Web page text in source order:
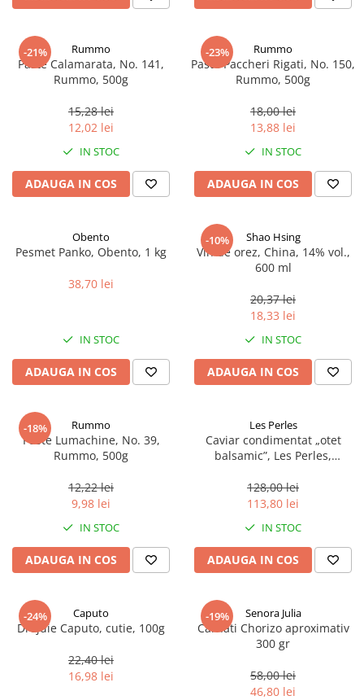
-21% Rummo
Paste Calamarata, No. 141,
Rummo, 500g
15,28 lei
12,02 lei
IN STOC
ADAUGA IN COS
-23% Rummo
Paste Paccheri Rigati, No. 150,
Rummo, 500g
18,00 lei
13,88 lei
IN STOC
ADAUGA IN COS
Obento
Pesmet Panko, Obento, 1 kg
38,70 lei
IN STOC
ADAUGA IN COS
-10% Shao Hsing
Vin de orez, China, 14% vol.,
600 ml
20,37 lei
18,33 lei
IN STOC
ADAUGA IN COS
-18% Rummo
Paste Lumachine, No. 39,
Rummo, 500g
12,22 lei
9,98 lei
IN STOC
ADAUGA IN COS
Les Perles
Caviar condimentat „otet
balsamic”, Les Perles,
sferice, 200 g
128,00 lei
113,80 lei
IN STOC
ADAUGA IN COS
-24% Caputo
Drojdie Caputo, cutie, 100g
22,40 lei
16,98 lei
-19% Senora Julia
Carnati Chorizo aproximativ
300 gr
58,00 lei
46,80 lei